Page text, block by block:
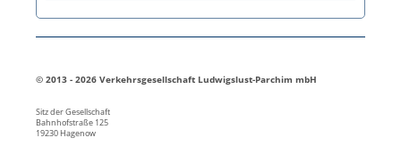
© 2013 - 2026 Verkehrsgesellschaft Ludwigslust-Parchim mbH
Sitz der Gesellschaft
Bahnhofstraße 125
19230 Hagenow